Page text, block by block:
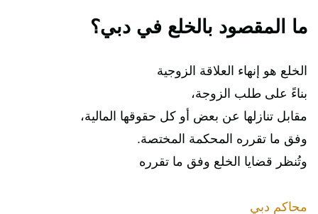
ما المقصود بالخلع في دبي؟
الخلع هو إنهاء العلاقة الزوجية
بناءً على طلب الزوجة،
مقابل تنازلها عن بعض أو كل حقوقها المالية،
وفق ما تقرره المحكمة المختصة.
وتُنظر قضايا الخلع وفق ما تقرره
محاكم دبي